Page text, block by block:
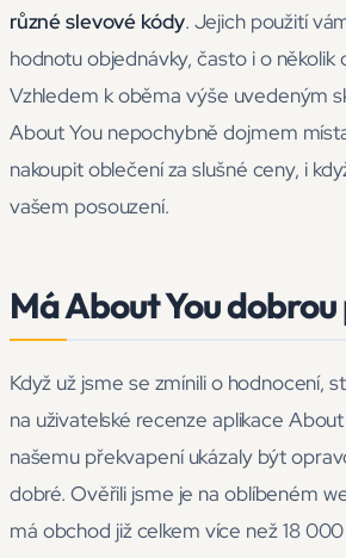
různé slevové kódy. Jejich použití
hodnotu objednávky, často i o několik
Vzhledem k oběma výše uvedeným
About You nepochybně dojmem
nakoupit oblečení za slušné ceny, i
vašem posouzení.
Má About You
Když už jsme se zmínili o hodnocení,
na uživatelské recenze aplikace
našemu překvapení ukázaly být
dobré. Ověřili jsme je na oblíbeném
má obchod již celkem více než 18